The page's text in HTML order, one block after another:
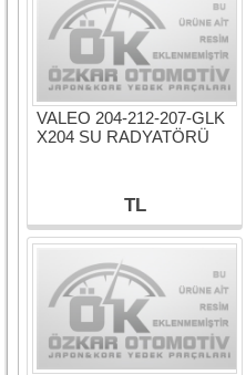
VALEO 204-212-207-GLK
X204 SU RADYATÖRÜ
TL